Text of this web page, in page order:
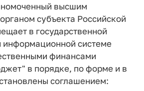
высшим
субъекта Российской
в государственной
информационной системе
финансами
в порядке, по форме и в
соглашением: